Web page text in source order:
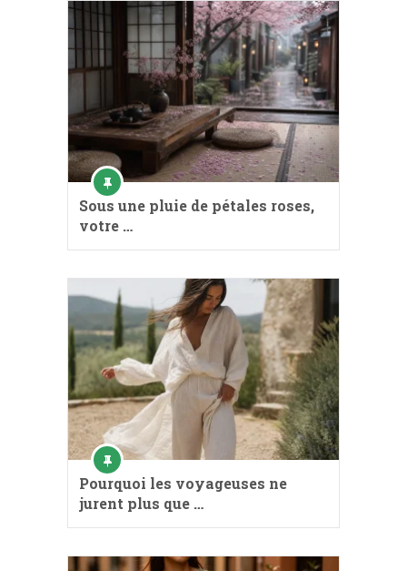
Sous une pluie de pétales roses,
votre …
Pourquoi les voyageuses ne
jurent plus que …